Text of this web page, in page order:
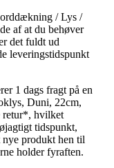
/ Lys /
af at du behøver
det fuldt ud
leveringstidspunkt
1 dags fragt på en
Duni, 22cm,
retur*, hvilket
tidspunkt,
nye produkt hen til
holder fyraften.